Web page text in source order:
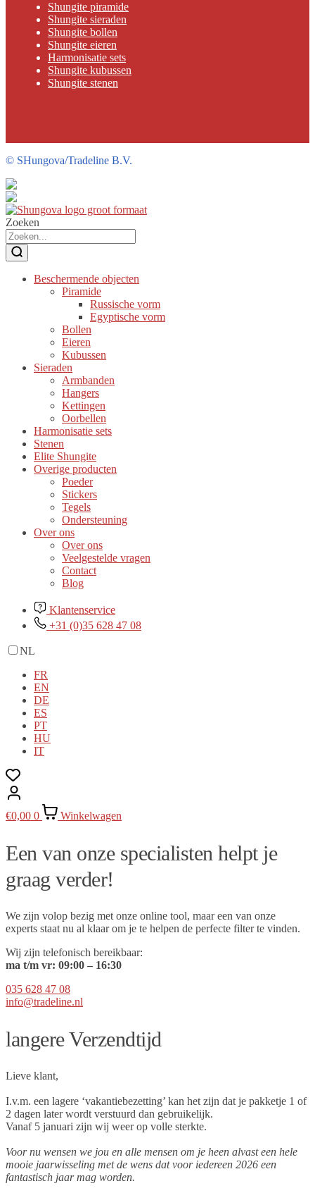
Shungite piramide
Shungite sieraden
Shungite bollen
Shungite eieren
Harmonisatie sets
Shungite kubussen
Shungite stenen
© SHungova/Tradeline B.V.
Zoeken
Beschermende objecten
Piramide
Russische vorm
Egyptische vorm
Bollen
Eieren
Kubussen
Sieraden
Armbanden
Hangers
Kettingen
Oorbellen
Harmonisatie sets
Stenen
Elite Shungite
Overige producten
Poeder
Stickers
Tegels
Ondersteuning
Over ons
Over ons
Veelgestelde vragen
Contact
Blog
Klantenservice
+31 (0)35 628 47 08
NL
FR
EN
DE
ES
PT
HU
IT
€0,00 0 Winkelwagen
Een van onze specialisten helpt je
graag verder!
We zijn volop bezig met onze online tool, maar een van onze
experts staat nu al klaar om je te helpen de perfecte filter te vinden.
Wij zijn telefonisch bereikbaar:
ma t/m vr: 09:00 – 16:30
035 628 47 08
info@tradeline.nl
langere Verzendtijd
Lieve klant,
I.v.m. een lagere ‘vakantiebezetting’ kan het zijn dat je pakketje 1 of
2 dagen later wordt verstuurd dan gebruikelijk.
Vanaf 5 januari zijn wij weer op volle sterkte.
Voor nu wensen we jou en alle mensen om je heen alvast een hele
mooie jaarwisseling met de wens dat voor iedereen 2026 een
fantastisch jaar mag worden.